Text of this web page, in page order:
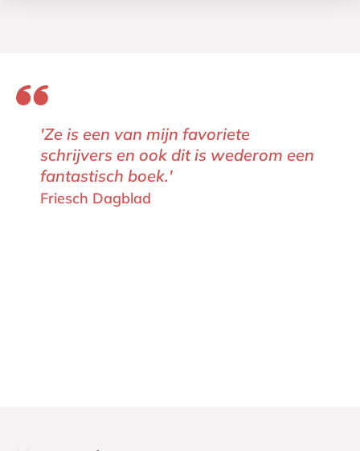
'Ze is een van mijn favoriete
schrijvers en ook dit is wederom een
fantastisch boek.'
Friesch Dagblad